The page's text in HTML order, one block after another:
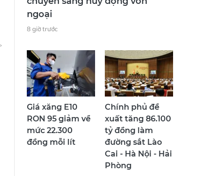
chuyển sang huy động vốn
ngoại
8 giờ trước
Giá xăng E10
RON 95 giảm về
mức 22.300
đồng mỗi lít
Chính phủ đề
xuất tăng 86.100
tỷ đồng làm
đường sắt Lào
Cai - Hà Nội - Hải
Phòng